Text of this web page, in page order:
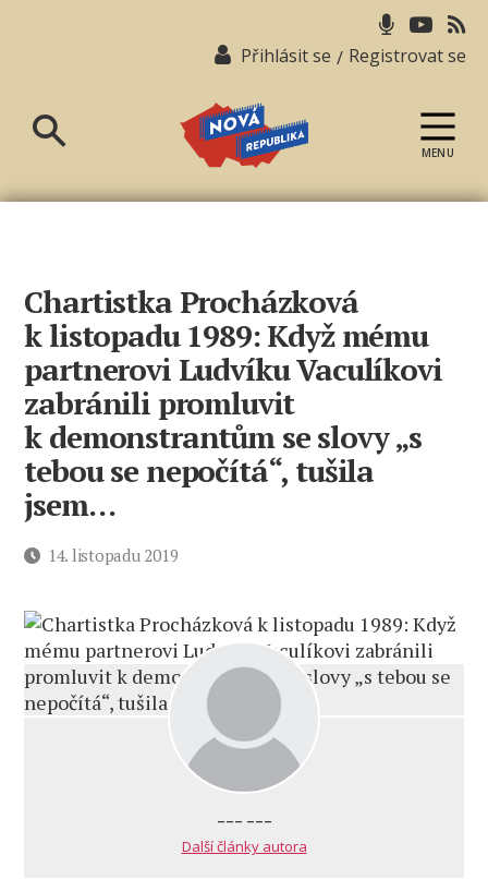
Přihlásit se / Registrovat se
republika
MENU
Chartistka Procházková
k listopadu 1989: Když mému
partnerovi Ludvíku Vaculíkovi
zabránili promluvit
k demonstrantům se slovy „s
tebou se nepočítá“, tušila
jsem…
Datum14. listopadu 2019
--- ---
Další články autora